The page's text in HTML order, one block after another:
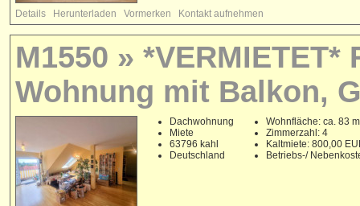
Details Herunterladen Vormerken Kontakt aufnehmen
M1550 »
Wohnung mit Balkon,
Dachwohnung
Miete
63796 kahl
Deutschland
Wohnfläche: ca. 83
Zimmerzahl: 4
Kaltmiete: 800,00
Betriebs-/